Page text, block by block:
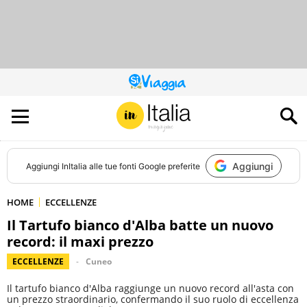
QUESTO
SITO
CONTRIBUISCE
ALL’AUDIENCE
DI
Aggiungi InItalia alle tue fonti Google preferite Aggiungi
HOME ECCELLENZE
Il Tartufo bianco d'Alba batte un nuovo
record: il maxi prezzo
ECCELLENZE Cuneo
Il tartufo bianco d'Alba raggiunge un nuovo record all'asta con
un prezzo straordinario, confermando il suo ruolo di eccellenza